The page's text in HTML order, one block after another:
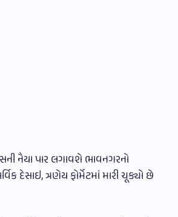
નૈયા પાર લગાવશે ભાવનગરનો
દેસાઇ, ત્રણેય ફોર્મેટમાં મારી ચૂક્યો છે